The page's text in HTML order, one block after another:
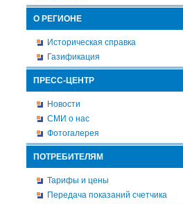
О РЕГИОНЕ
Историческая справка
Газификация
ПРЕСС-ЦЕНТР
Новости
СМИ о нас
Фотогалерея
ПОТРЕБИТЕЛЯМ
Тарифы и цены
Передача показаний счетчика